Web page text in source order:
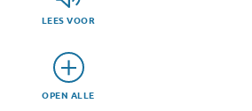
LEES VOOR
OPEN ALLE